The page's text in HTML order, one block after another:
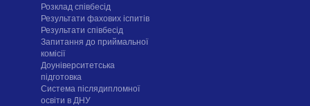
Розклад співбесід
Результати фахових іспитів
Результати співбесід
Запитання до приймальної
комісії
Доуніверситетська
підготовка
Система післядипломної
освіти в ДНУ